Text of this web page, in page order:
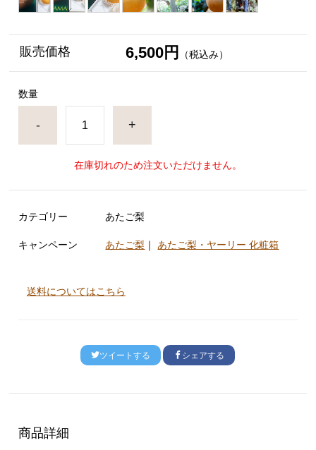
販売価格 6,500円 （税込み）
数量
- +
在庫切れのため注文いただけません。
カテゴリー あたご梨
キャンペーン あたご梨 ｜ あたご梨・ヤーリー 化粧箱
送料についてはこちら
ツイートする シェアする
商品詳細